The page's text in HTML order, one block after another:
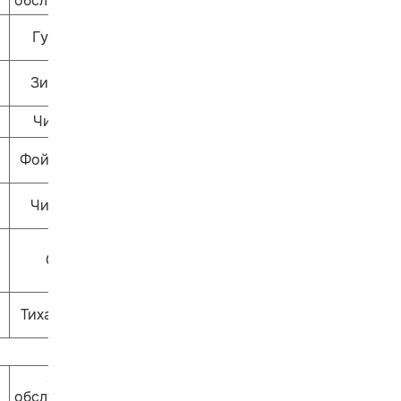
Гулливер
Зиль-зёль
Читай-ка
Фойе 1 этажа
ЧитариУм
Ошпи
Тихая сказка
Залы
обслуживания